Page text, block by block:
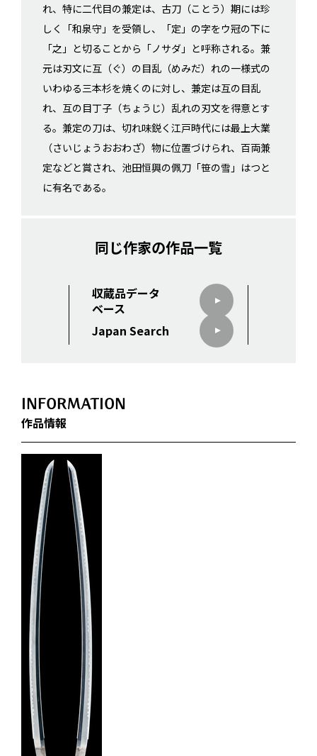
れ、特に二代目の兼定は、古刀（ことう）期には珍
しく「和泉守」を受領し、「定」の字をウ冠の下に
「之」と切ることから「ノサダ」と呼称される。兼
元は刃文に互（ぐ）の目乱（めみだ）れの一様式の
いわゆる三本杉を焼くのに対し、兼定は互の目乱
れ、互の目丁子（ちょうじ）乱れの刃文を得意とす
る。兼定の刀は、切れ味鋭く江戸時代には最上大業
（さいじょうおおわざ）物に位置づけられ、百両兼
定などと賞され、池田恒興の佩刀「笹の雪」はつと
に有名である。
同じ作家の作品一覧
収蔵品データ
ベース
Japan Search
INFORMATION
作品情報